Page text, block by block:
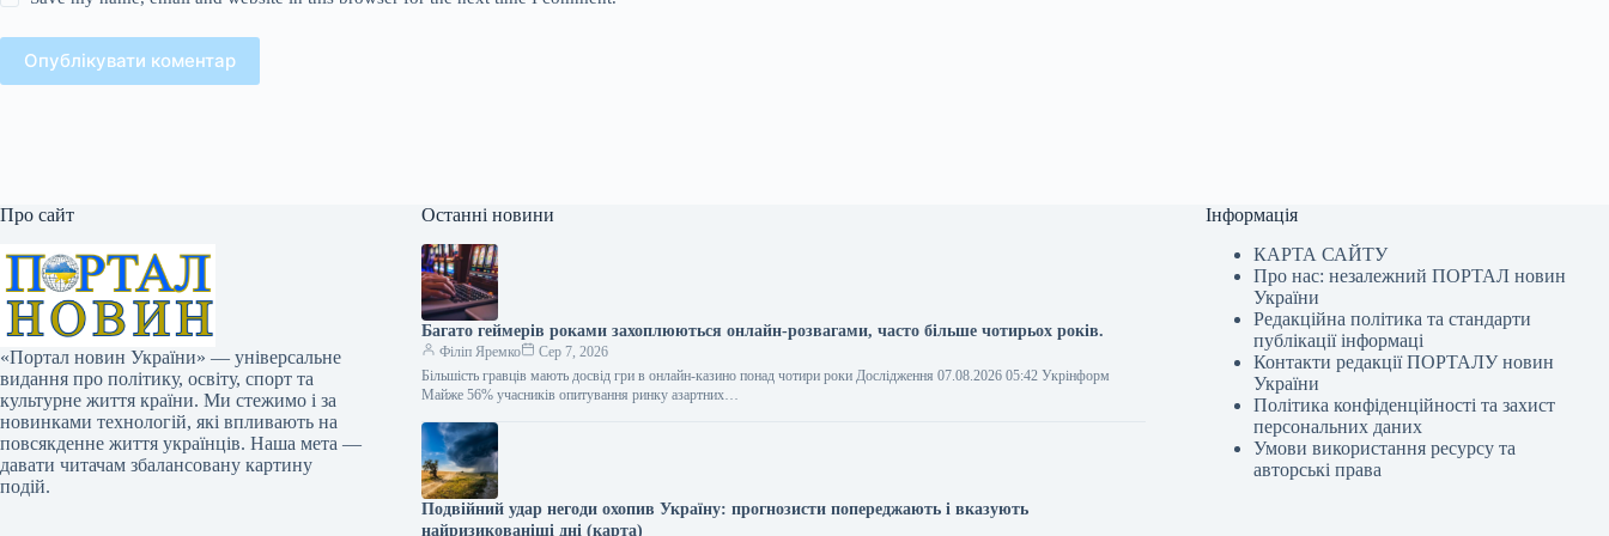
Опублікувати коментар
Про сайт
«Портал новин України» — універсальне
видання про політику, освіту, спорт та
культурне життя країни. Ми стежимо і за
новинками технологій, які впливають на
повсякденне життя українців. Наша мета —
давати читачам збалансовану картину
подій.
Останні новини
Багато геймерів роками захоплюються онлайн-розвагами, часто більше чотирьох років.
Філіп Яремко
Сер 7, 2026
Більшість гравців мають досвід гри в онлайн-казино понад чотири роки Дослідження 07.08.2026 05:42 Укрінформ
Майже 56% учасників опитування ринку азартних…
Подвійний удар негоди охопив Україну: прогнозисти попереджають і вказують
найризикованіші дні (карта)
Інформація
КАРТА САЙТУ
Про нас: незалежний ПОРТАЛ новин
України
Редакційна політика та стандарти
публікації інформаці
Контакти редакції ПОРТАЛУ новин
України
Політика конфіденційності та захист
персональних даних
Умови використання ресурсу та
авторські права